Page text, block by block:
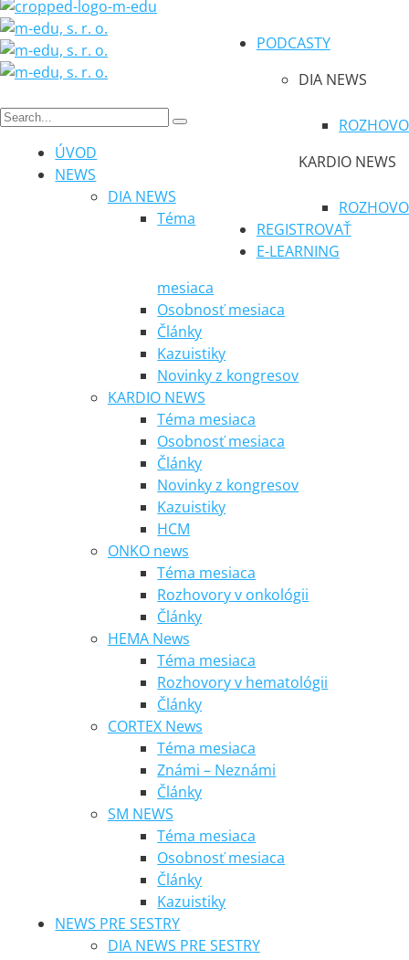
PODCASTY
DIA NEWS
KARDIO NEWS
REGISTROVAŤ
E-LEARNING
ÚVOD
NEWS
DIA NEWS
Téma
mesiaca
Osobnosť mesiaca
Články
Kazuistiky
Novinky z kongresov
KARDIO NEWS
Téma mesiaca
Osobnosť mesiaca
Články
Novinky z kongresov
Kazuistiky
HCM
ONKO news
Téma mesiaca
Rozhovory v onkológii
Články
HEMA News
Téma mesiaca
Rozhovory v hematológii
Články
CORTEX News
Téma mesiaca
Známi – Neznámi
Články
SM NEWS
Téma mesiaca
Osobnosť mesiaca
Články
Kazuistiky
NEWS PRE SESTRY
DIA NEWS PRE SESTRY